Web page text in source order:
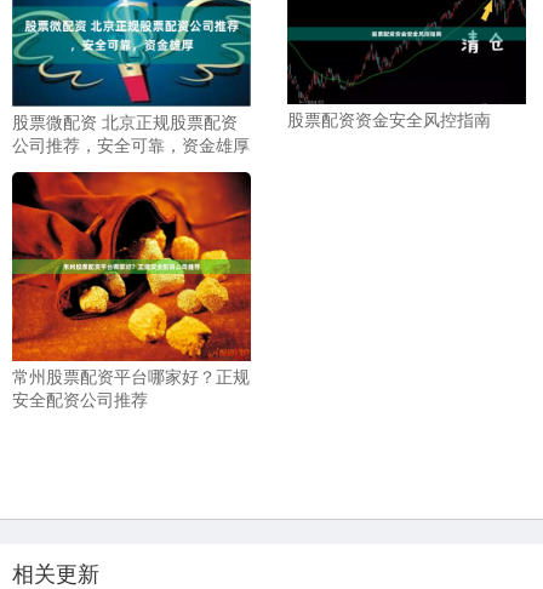
股票微配资 北京正规股票配资
公司推荐，安全可靠，资金雄厚
股票配资资金安全风控指南
常州股票配资平台哪家好？正规
安全配资公司推荐
相关更新